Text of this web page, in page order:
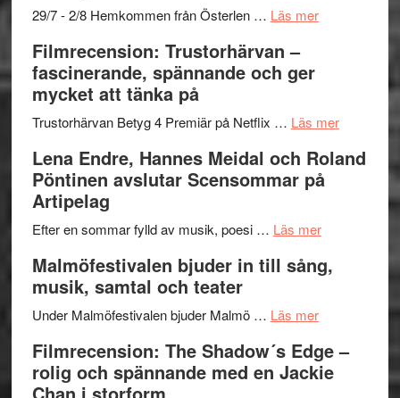
–
och
lättsam
29/7 - 2/8 Hemkommen från Österlen … Läs merom
2026
I
Delvis
genrens
terräng
Filmrecension: Trustorhärvan –
fascinerande, spännande och ger
mycket att tänka på
Trustorhärvan Betyg 4 Premiär på Netflix … Läs merom
på
Lena Endre, Hannes Meidal och Roland
Pöntinen avslutar Scensommar på
Artipelag
Efter en sommar fylld av musik, poesi … Läs merom
Endre,
Roland
Pöntinen
Malmöfestivalen bjuder in till sång,
musik, samtal och teater
Under Malmöfestivalen bjuder Malmö … Läs merom
bjuder
in
Filmrecension: The Shadow´s Edge –
rolig och spännande med en Jackie